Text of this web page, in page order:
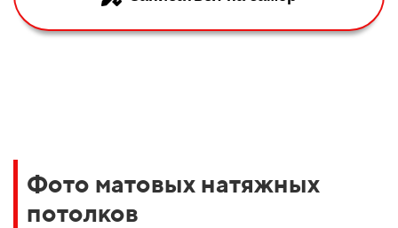
Фото матовых натяжных
потолков